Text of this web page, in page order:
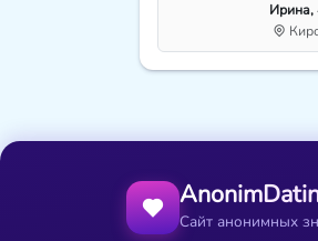
Ирина,
Сайт анонимных